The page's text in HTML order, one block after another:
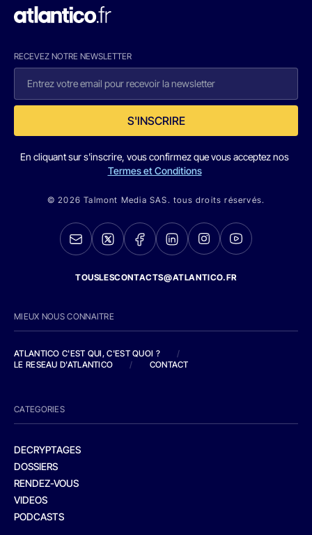
RECEVEZ NOTRE NEWSLETTER
S'INSCRIRE
En cliquant sur s'inscrire, vous confirmez que vous acceptez nos
Termes et Conditions
© 2026 Talmont Media SAS. tous droits réservés.
TOUSLESCONTACTS@ATLANTICO.FR
MIEUX NOUS CONNAITRE
ATLANTICO C'EST QUI, C'EST QUOI ?
/
LE RESEAU D'ATLANTICO
/ CONTACT
CATEGORIES
DECRYPTAGES
DOSSIERS
RENDEZ-VOUS
VIDEOS
PODCASTS